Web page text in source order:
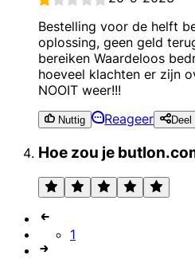
Bestelling voor de helft
oplossing, geen geld
bereiken Waardeloos
hoeveel klachten er zijn
NOOIT weer!!!
Nuttig Reageer Deel
Hoe zou je
1